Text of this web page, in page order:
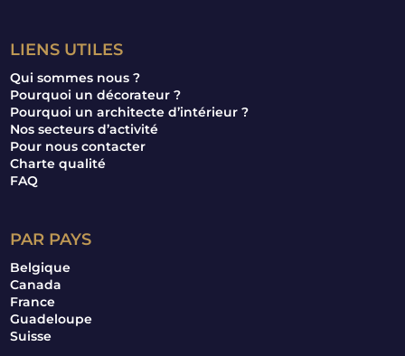
LIENS UTILES
Qui sommes nous ?
Pourquoi un décorateur ?
Pourquoi un architecte d’intérieur ?
Nos secteurs d’activité
Pour nous contacter
Charte qualité
FAQ
PAR PAYS
Belgique
Canada
France
Guadeloupe
Suisse